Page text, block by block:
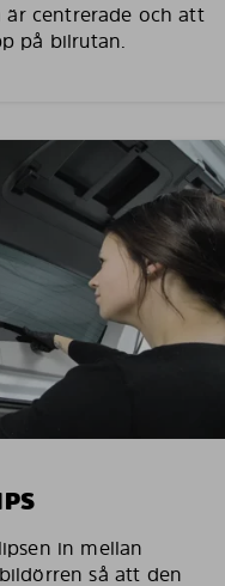
är centrerade och att
på bilrutan.
in mellan
så att den